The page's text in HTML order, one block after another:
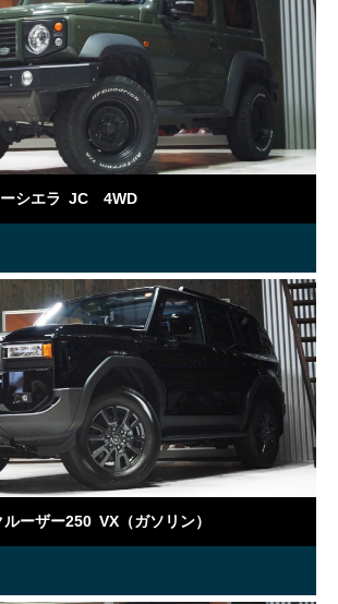
シエラ JC 4WD
ルーザー250 VX（ガソリン）